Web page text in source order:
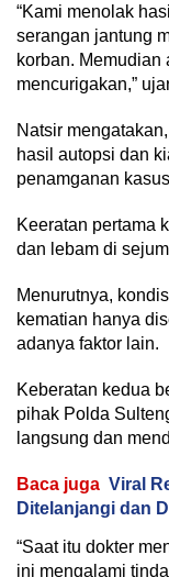
“Kami menolak
serangan jantung
korban. Memudian
mencurigakan,”
Natsir
hasil autopsi dan
penamganan
Keeratan pertama
dan lebam di
Menurutnya,
kematian hanya
adanya faktor lain.
Keberatan kedua
pihak Polda
langsung dan
Baca juga Viral
Ditelanjangi dan
“Saat itu dokter
ini mengalami